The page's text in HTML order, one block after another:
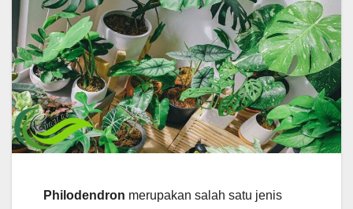
Philodendron merupakan salah satu jenis